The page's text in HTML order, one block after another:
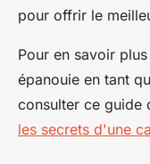
pour offrir le
Pour en savoir
épanouie en tant
consulter ce guide
les secrets d'une